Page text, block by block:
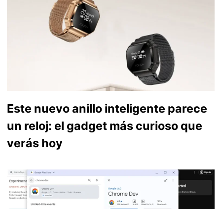
Este nuevo anillo inteligente parece
un reloj: el gadget más curioso que
verás hoy